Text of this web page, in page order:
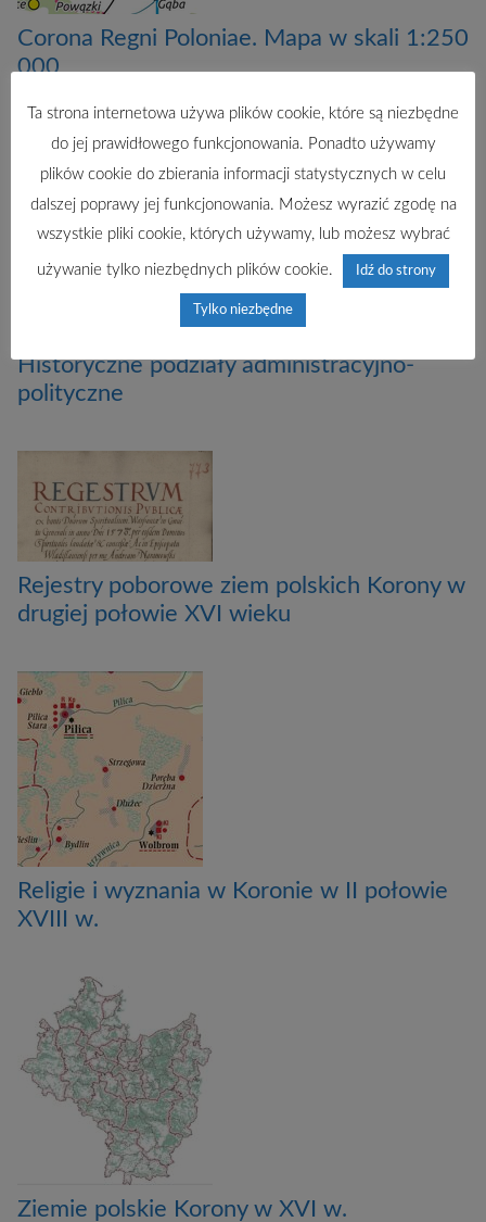
Corona Regni Poloniae. Mapa w skali 1:250
000
Historyczne podziały administracyjno-
polityczne
Rejestry poborowe ziem polskich Korony w
drugiej połowie XVI wieku
Religie i wyznania w Koronie w II połowie
XVIII w.
Ziemie polskie Korony w XVI w.
Ta strona internetowa używa plików cookie, które są niezbędne
do jej prawidłowego funkcjonowania. Ponadto używamy
plików cookie do zbierania informacji statystycznych w celu
dalszej poprawy jej funkcjonowania. Możesz wyrazić zgodę na
wszystkie pliki cookie, których używamy, lub możesz wybrać
używanie tylko niezbędnych plików cookie. Idź do strony
Tylko niezbędne